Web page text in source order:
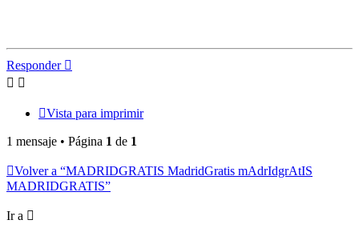
Responder
Vista para imprimir
1 mensaje • Página 1 de 1
Volver a “MADRIDGRATIS MadridGratis mAdrIdgrAtIS
MADRIDGRATIS”
Ir a